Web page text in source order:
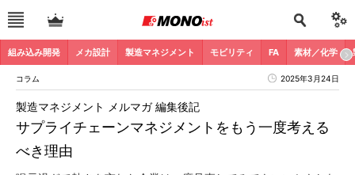
組み込み開発 メカ設計 製造マネジメント モビリティ FA 素材／化学
コラム 2025年3月24日
サプライチェーンマネジメントをもう一度考える
べき理由
製造マネジメント メルマガ 編集後記